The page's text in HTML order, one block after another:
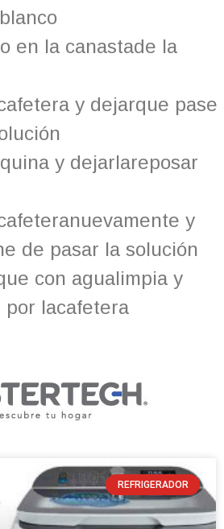
en la canastade la
y dejarque pase
y dejarlareposar
y
de pasar la solución
con agualimpia y
por lacafetera
REFRIGERADOR